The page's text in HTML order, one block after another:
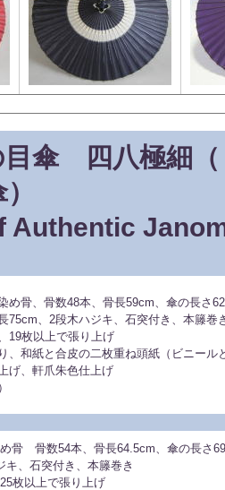
目傘 四八極細
Authentic
め骨、骨数48本、骨長59cm、傘の長さ
75cm、2段木ハジキ、石突付き、本籐巻
19枚以上で張り上げ
、和紙と合皮の二枚重ね頭紙（ビニール
げ、軒爪朱色仕上げ
骨 骨数54本、骨長64.5cm、傘の長さ
キ、石突付き、本籐巻き
枚以上で張り上げ